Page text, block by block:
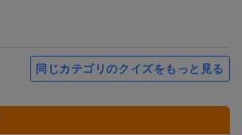
同じカテゴリのクイズをもっと見る